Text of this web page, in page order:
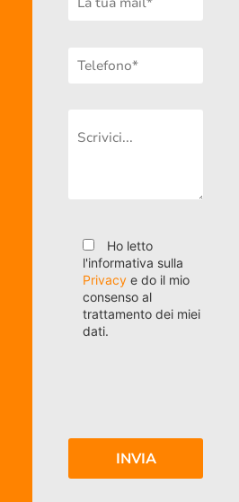
Ho letto
l'informativa sulla
Privacy e do il mio
consenso al
trattamento dei miei
dati.